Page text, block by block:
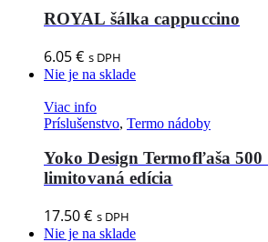
ROYAL šálka cappuccino
6.05€ s DPH
Nie je na sklade
Viac info
Príslušenstvo, Termo nádoby
Yoko Design Termofľaša
limitovaná edícia
17.50€ s DPH
Nie je na sklade